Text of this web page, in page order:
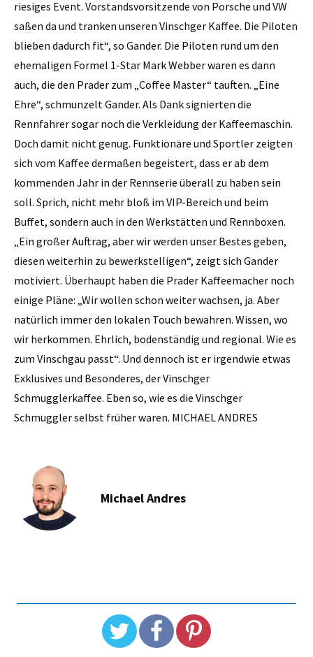
riesiges Event. Vorstandsvorsitzende von Porsche und VW
saßen da und tranken unseren Vinschger Kaffee. Die Piloten
blieben dadurch fit“, so Gander. Die Piloten rund um den
ehemaligen Formel 1-Star Mark Webber waren es dann
auch, die den Prader zum „Coffee Master“ tauften. „Eine
Ehre“, schmunzelt Gander. Als Dank signierten die
Rennfahrer sogar noch die Verkleidung der Kaffeemaschin.
Doch damit nicht genug. Funktionäre und Sportler zeigten
sich vom Kaffee dermaßen begeistert, dass er ab dem
kommenden Jahr in der Rennserie überall zu haben sein
soll. Sprich, nicht mehr bloß im VIP-Bereich und beim
Buffet, sondern auch in den Werkstätten und Rennboxen.
„Ein großer Auftrag, aber wir werden unser Bestes geben,
diesen weiterhin zu bewerkstelligen“, zeigt sich Gander
motiviert. Überhaupt haben die Prader Kaffeemacher noch
einige Pläne: „Wir wollen schon weiter wachsen, ja. Aber
natürlich immer den lokalen Touch bewahren. Wissen, wo
wir herkommen. Ehrlich, bodenständig und regional. Wie es
zum Vinschgau passt“. Und dennoch ist er irgendwie etwas
Exklusives und Besonderes, der Vinschger
Schmugglerkaffee. Eben so, wie es die Vinschger
Schmuggler selbst früher waren. MICHAEL ANDRES
Michael Andres